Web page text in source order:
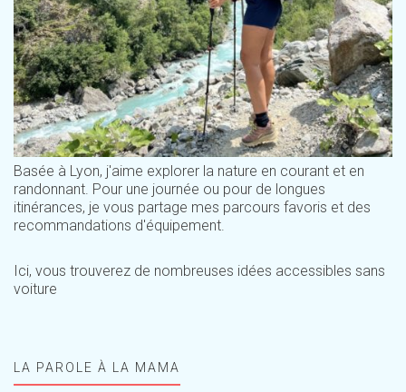
Basée à Lyon, j'aime explorer la nature en courant et en
randonnant. Pour une journée ou pour de longues
itinérances, je vous partage mes parcours favoris et des
recommandations d'équipement.
Ici, vous trouverez de nombreuses idées accessibles sans
voiture
LA PAROLE À LA MAMA